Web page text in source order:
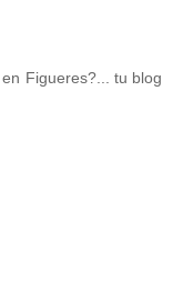
Figueres?... tu blog